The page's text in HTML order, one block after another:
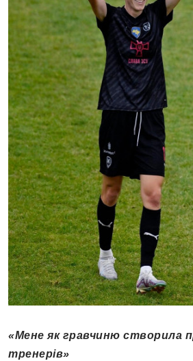
«Мене як гравчиню створила
тренерів»